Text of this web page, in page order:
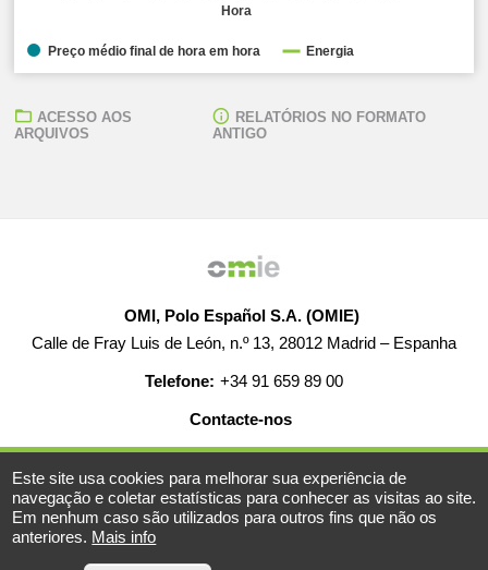
Hora
Preço médio final de hora em hora Energia
ACESSO AOS
ARQUIVOS
RELATÓRIOS NO FORMATO
ANTIGO
OMI, Polo Español S.A. (OMIE)
Calle de Fray Luis de León, n.º 13, 28012 Madrid – Espanha
Telefone: +34 91 659 89 00
Contacte-nos
© 2019-2026 - Todos os direitos reservados
AJUDA EMPREGO MAPA WEB AVISO LEGAL
Este site usa cookies para melhorar sua experiência de
navegação e coletar estatísticas para conhecer as visitas ao site.
Em nenhum caso são utilizados para outros fins que não os
anteriores. Mais info